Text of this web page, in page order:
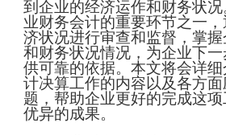
到企业的经济运作和财务状
业财务会计的重要环节之一
济状况进行审查和监督，掌
和财务状况情况，为企业下
供可靠的依据。本文将会详
计决算工作的内容以及各方面
题，帮助企业更好的完成这
优异的成果。